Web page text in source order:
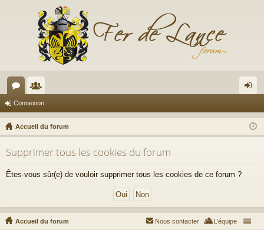
or
u
m
s
e
m
br
es
ne
xi
Connexion
Accueil du forum
Supprimer tous les cookies du forum
Êtes-vous sûr(e) de vouloir supprimer tous les cookies de ce forum ?
Accueil du forum L’équipe
Nous contacter